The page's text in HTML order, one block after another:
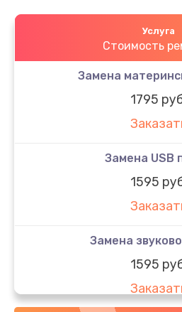
Услуга
Стоимость
Замена
1795
Замена USB
1595
Замена
1595